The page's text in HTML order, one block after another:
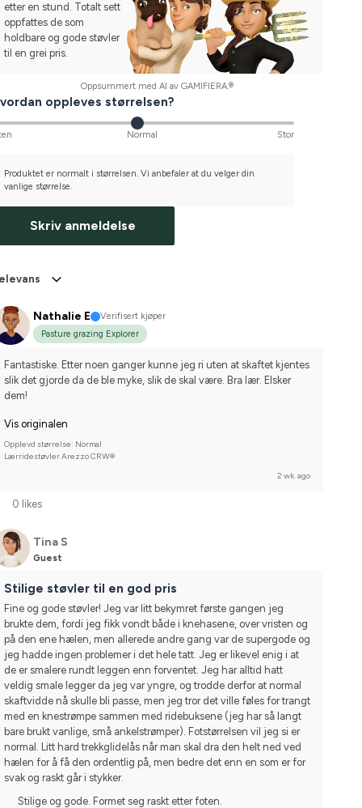
etter en stund. Totalt sett
oppfattes de som
holdbare og gode støvler
til en grei pris.
Oppsummert med AI av GAMIFIERA.®
oppleves størrelsen?
Normal Stor
Produktet er normalt i størrelsen. Vi anbefaler at du velger din
vanlige størrelse.
Skriv anmeldelse
Nathalie E
Verifisert kjøper
Pasture grazing Explorer
Fantastiske. Etter noen ganger kunne jeg ri uten at skaftet kjentes
slik det gjorde da de ble myke, slik de skal være. Bra lær. Elsker
dem!
Vis originalen
Opplevd størrelse: Normal
Lærridestøvler Arezzo CRW®
2 wk. ago
0 likes
Tina S
Guest
Stilige støvler til en god pris
Fine og gode støvler! Jeg var litt bekymret første gangen jeg
brukte dem, fordi jeg fikk vondt både i knehasene, over vristen og
på den ene hælen, men allerede andre gang var de supergode og
jeg hadde ingen problemer i det hele tatt. Jeg er likevel enig i at
de er smalere rundt leggen enn forventet. Jeg har alltid hatt
veldig smale legger da jeg var yngre, og trodde derfor at normal
skaftvidde nå skulle bli passe, men jeg tror det ville føles for trangt
med en knestrømpe sammen med ridebuksene (jeg har så langt
bare brukt vanlige, små ankelstrømper). Fotstørrelsen vil jeg si er
normal. Litt hard trekkglidelås når man skal dra den helt ned ved
hælen for å få den ordentlig på, men bedre det enn en som er for
svak og raskt går i stykker.
Stilige og gode. Formet seg raskt etter foten.